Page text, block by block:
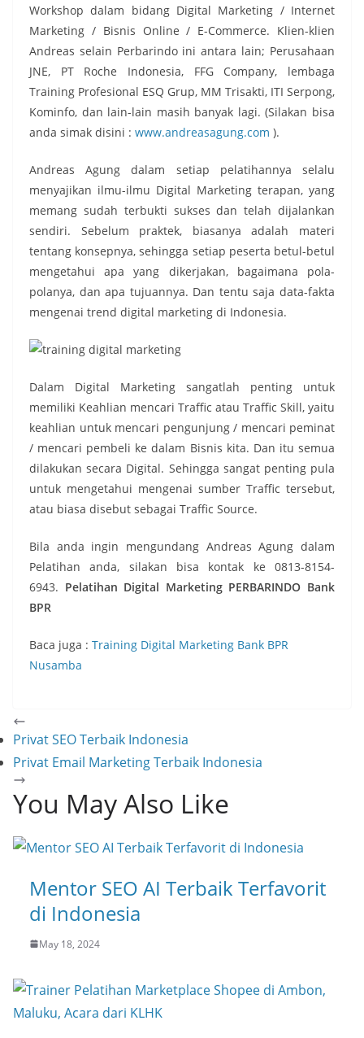
Workshop dalam bidang Digital Marketing / Internet
Marketing / Bisnis Online / E-Commerce. Klien-klien
Andreas selain Perbarindo ini antara lain; Perusahaan
JNE, PT Roche Indonesia, FFG Company, lembaga
Training Profesional ESQ Grup, MM Trisakti, ITI Serpong,
Kominfo, dan lain-lain masih banyak lagi. (Silakan bisa
anda simak disini : www.andreasagung.com ).
Andreas Agung dalam setiap pelatihannya selalu
menyajikan ilmu-ilmu Digital Marketing terapan, yang
memang sudah terbukti sukses dan telah dijalankan
sendiri. Sebelum praktek, biasanya adalah materi
tentang konsepnya, sehingga setiap peserta betul-betul
mengetahui apa yang dikerjakan, bagaimana pola-
polanya, dan apa tujuannya. Dan tentu saja data-fakta
mengenai trend digital marketing di Indonesia.
Dalam Digital Marketing sangatlah penting untuk
memiliki Keahlian mencari Traffic atau Traffic Skill, yaitu
keahlian untuk mencari pengunjung / mencari peminat
/ mencari pembeli ke dalam Bisnis kita. Dan itu semua
dilakukan secara Digital. Sehingga sangat penting pula
untuk mengetahui mengenai sumber Traffic tersebut,
atau biasa disebut sebagai Traffic Source.
Bila anda ingin mengundang Andreas Agung dalam
Pelatihan anda, silakan bisa kontak ke 0813-8154-
6943. Pelatihan Digital Marketing PERBARINDO Bank
BPR
Baca juga : Training Digital Marketing Bank BPR
Nusamba
Privat SEO Terbaik Indonesia
Privat Email Marketing Terbaik Indonesia
You May Also Like
Mentor SEO AI Terbaik Terfavorit
di Indonesia
May 18, 2024